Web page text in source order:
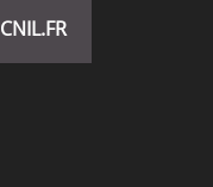
CNIL.FR